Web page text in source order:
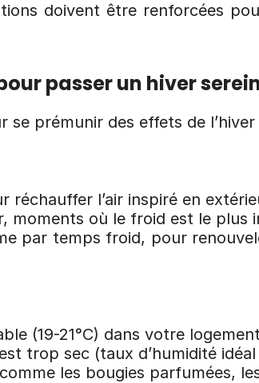
doivent être renforcées
passer un hiver
se prémunir des effets de
réchauffer l’air inspiré en
moments où le froid est le plus
par temps froid, pour
(19-21°C) dans votre
trop sec (taux d’humidité
les bougies parfumées,